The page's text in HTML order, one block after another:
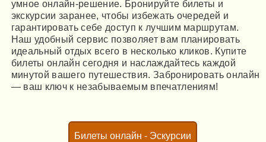
умное онлайн-решение. Бронируйте билеты и
экскурсии заранее, чтобы избежать очередей и
гарантировать себе доступ к лучшим маршрутам.
Наш удобный сервис позволяет вам планировать
идеальный отдых всего в несколько кликов. Купите
билеты онлайн сегодня и наслаждайтесь каждой
минутой вашего путешествия. Забронировать онлайн
— ваш ключ к незабываемым впечатлениям!
Билеты онлайн - Эскурсии